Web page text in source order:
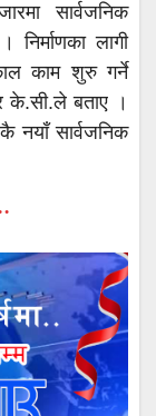
सार्वजनिक
निर्माणका लागी
काम शुरु गर्ने
के.सी.ले बताए ।
नयाँ सार्वजनिक